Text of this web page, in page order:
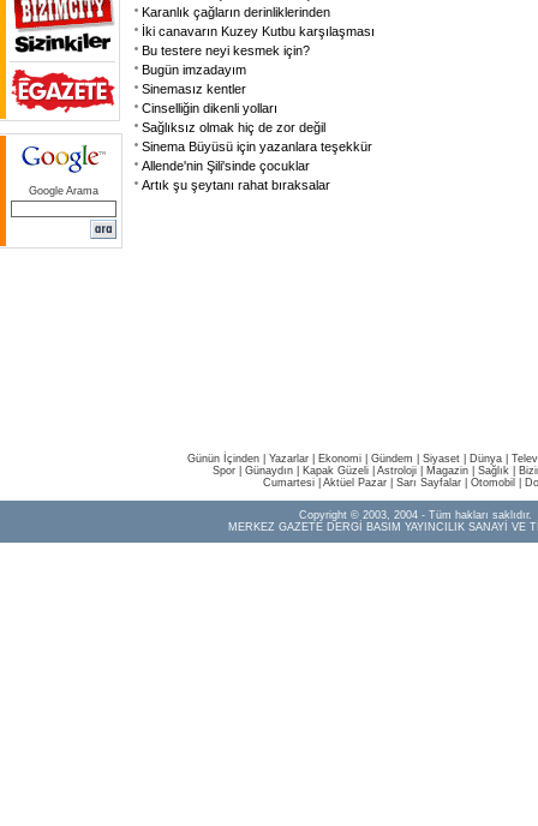
Google Arama
Karanlık çağların derinliklerinden
İki canavarın Kuzey Kutbu karşılaşması
Bu testere neyi kesmek için?
Bugün imzadayım
Sinemasız kentler
Cinselliğin dikenli yolları
Sağlıksız olmak hiç de zor değil
Sinema Büyüsü için yazanlara teşekkür
Allende'nin Şili'sinde çocuklar
Artık şu şeytanı rahat bıraksalar
Günün İçinden Yazarlar Ekonomi Gündem Siyaset Dünya |
Spor
Günaydın Kapak Güzeli Astroloji Magazin Sağlık
Cumartesi| Aktüel Pazar| Sarı Sayfalar| Otomobil
Copyright © 2003, 2004 - Tüm hakları saklıdır.
MERKEZ GAZETE DERGİ BASIM YAYINCILIK SANAYİ VE